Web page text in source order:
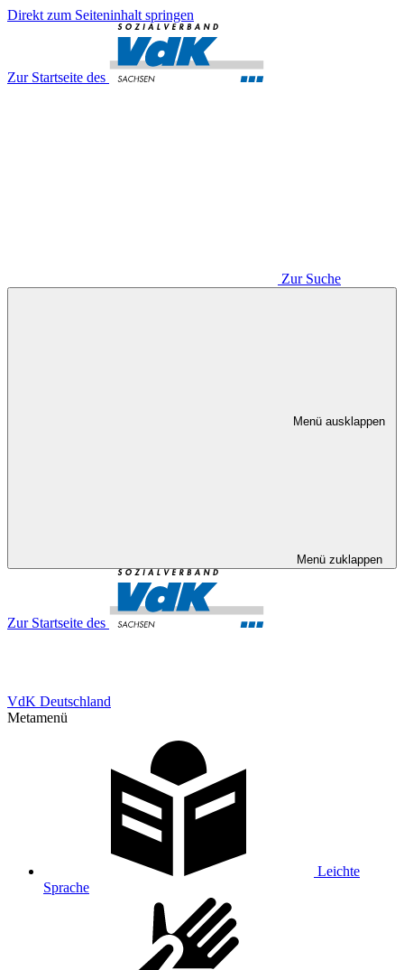
Direkt zum Seiteninhalt springen
Zur Startseite des
Zur Suche
Menü ausklappen
Menü zuklappen
Zur Startseite des
VdK Deutschland
Metamenü
Leichte
Sprache